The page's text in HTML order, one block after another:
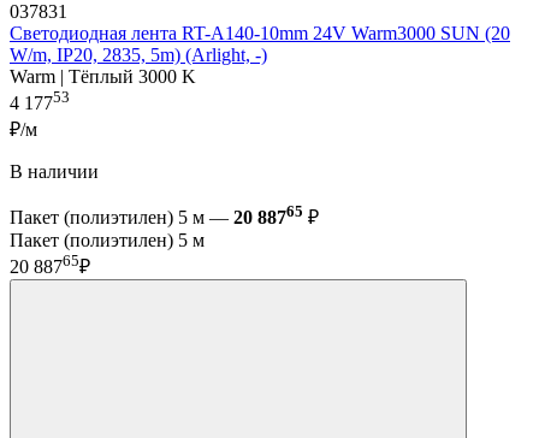
037831
Светодиодная лента RT-A140-10mm 24V Warm3000 SUN (20
W/m, IP20, 2835, 5m) (Arlight, -)
Warm | Тёплый 3000 K
4 17753
₽/м
В наличии
Пакет (полиэтилен) 5 м — 20 88765 ₽
Пакет (полиэтилен) 5 м
20 88765₽